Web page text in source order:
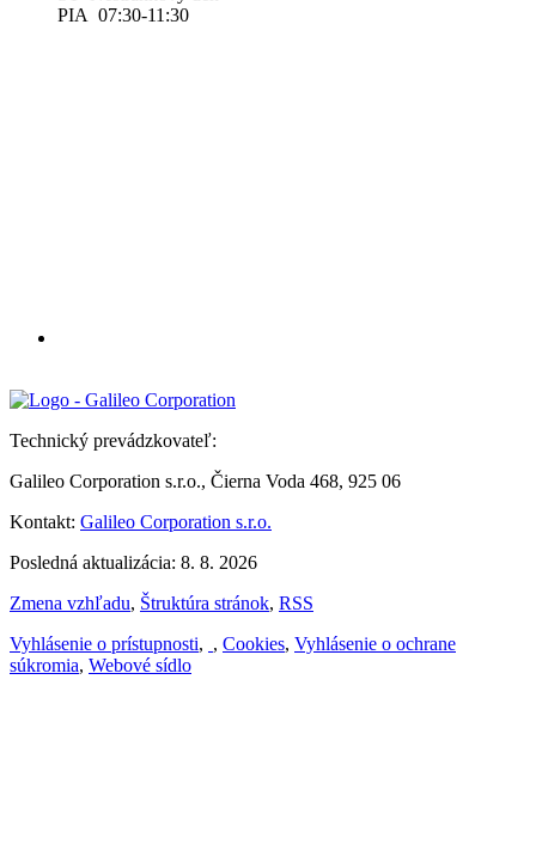
PIA 07:30-11:30
Technický prevádzkovateľ:
Galileo Corporation s.r.o., Čierna Voda 468, 925 06
Kontakt: Galileo Corporation s.r.o.
Posledná aktualizácia: 8. 8. 2026
Zmena vzhľadu, Štruktúra stránok, RSS
Vyhlásenie o prístupnosti, , Cookies, Vyhlásenie o ochrane
súkromia, Webové sídlo